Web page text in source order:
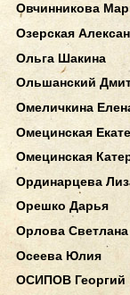
Овчинникова
Озерская
Ольга Шакина
Ольшанский
Омеличкина
Омецинская
Омецинская
Ординарцева
Орешко Дарья
Орлова Светлана
Осеева Юлия
ОСИПОВ Георгий